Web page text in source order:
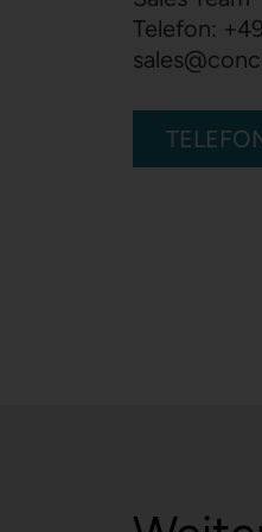
Telefon:
sales@